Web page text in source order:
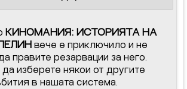
КИНОМАНИЯ: ИСТОРИЯТА НА
вече е приключило и не
правите резарвации за него.
изберете някои от другите
в нашата система.